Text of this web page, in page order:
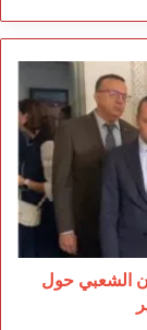
الشعبي حول